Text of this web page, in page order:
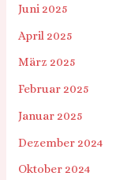
Juni 2025
April 2025
März 2025
Februar 2025
Januar 2025
Dezember 2024
Oktober 2024